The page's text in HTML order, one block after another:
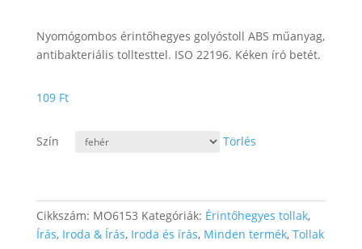
Nyomógombos érintőhegyes golyóstoll ABS műanyag,
antibakteriális tolltesttel. ISO 22196. Kéken író betét.
109 Ft
Szín Törlés
Cikkszám: MO6153 Kategóriák: Érintőhegyes tollak,
Írás, Iroda & Írás, Iroda és írás, Minden termék, Tollak